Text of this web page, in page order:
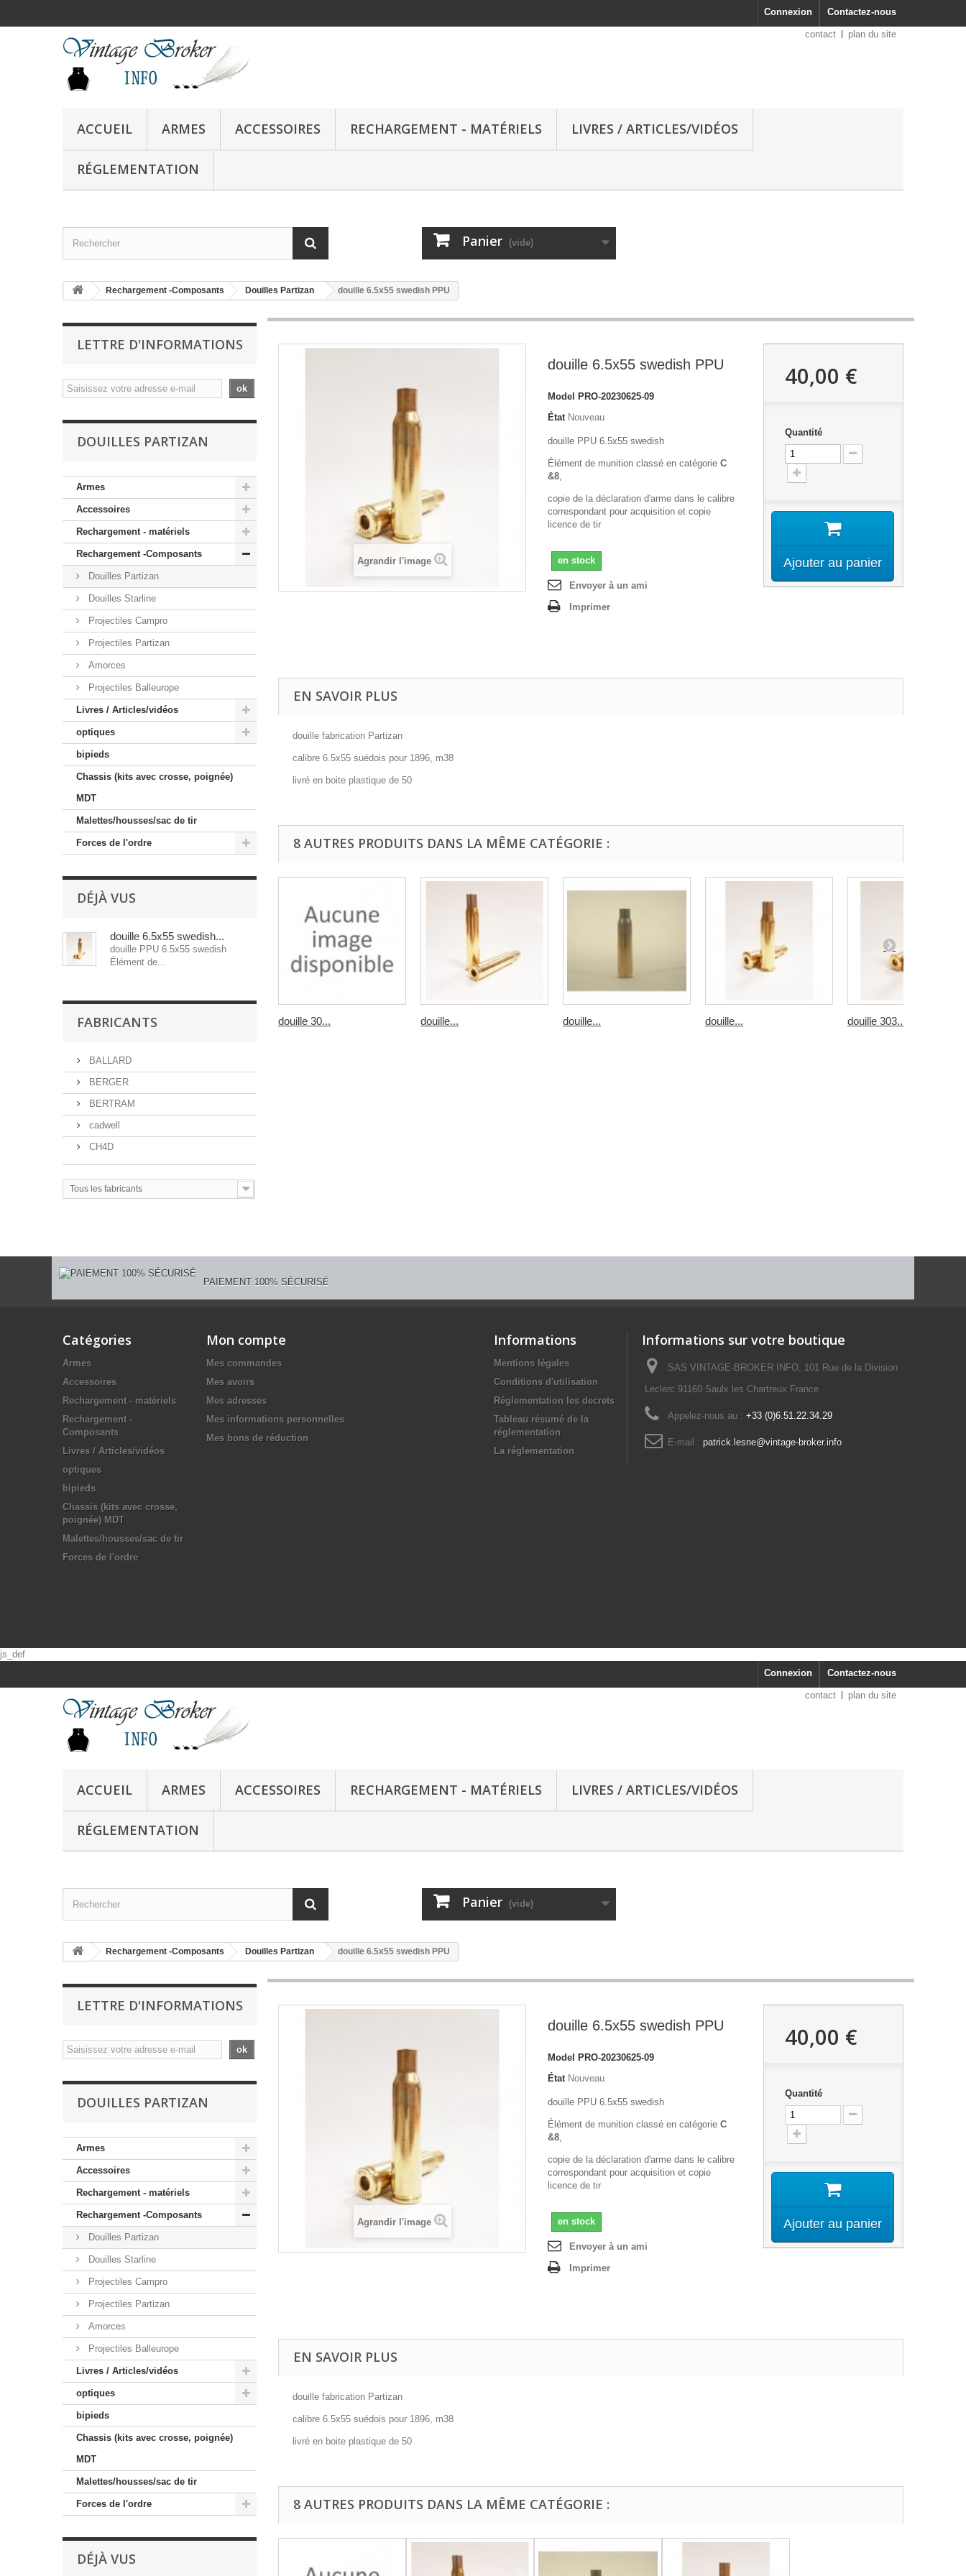
Contactez-nous
Connexion
contact plan du site
ACCUEIL ARMES ACCESSOIRES RECHARGEMENT - MATÉRIELS LIVRES / ARTICLES/VIDÉOS
RÉGLEMENTATION
Panier (vide)
Rechargement -Composants Douilles Partizan douille 6.5x55 swedish PPU
LETTRE D'INFORMATIONS
ok
DOUILLES PARTIZAN
Armes
Accessoires
Rechargement - matériels
Rechargement -Composants
Douilles Partizan
Douilles Starline
Projectiles Campro
Projectiles Partizan
Amorces
Projectiles Balleurope
Livres / Articles/vidéos
optiques
bipieds
Chassis (kits avec crosse, poignée)
MDT
Malettes/housses/sac de tir
Forces de l'ordre
DÉJÀ VUS
douille 6.5x55 swedish...
douille PPU 6.5x55 swedish
Élément de...
FABRICANTS
BALLARD
BERGER
BERTRAM
cadwell
CH4D
Tous les fabricants
Agrandir l'image
douille 6.5x55 swedish PPU
Model
PRO-20230625-09
État Nouveau
douille PPU 6.5x55 swedish
Élément de munition classé en catégorie C
&8,
copie de la déclaration d'arme dans le calibre
correspondant pour acquisition et copie
licence de tir
en stock
Envoyer à un ami
Imprimer
40,00 €
Quantité
Ajouter au panier
EN SAVOIR PLUS
douille fabrication Partizan
calibre 6.5x55 suédois pour 1896, m38
livré en boite plastique de 50
8 AUTRES PRODUITS DANS LA MÊME CATÉGORIE :
douille 30... douille... douille... douille... douille 303...
PAIEMENT 100% SÉCURISÉ
Catégories
Armes
Accessoires
Rechargement - matériels
Rechargement -
Composants
Livres / Articles/vidéos
optiques
bipieds
Chassis (kits avec crosse,
poignée) MDT
Malettes/housses/sac de tir
Forces de l'ordre
Mon compte
Mes commandes
Mes avoirs
Mes adresses
Mes informations personnelles
Mes bons de réduction
Informations
Mentions légales
Conditions d'utilisation
Réglementation les decrets
Tableau résumé de la
réglementation
La réglementation
Informations sur votre boutique
SAS VINTAGE-BROKER INFO, 101 Rue de la Division
Leclerc 91160 Saulx les Chartreux France
Appelez-nous au : +33 (0)6.51.22.34.29
E-mail : patrick.lesne@vintage-broker.info
js_def
Contactez-nous
Connexion
contact plan du site
ACCUEIL ARMES ACCESSOIRES RECHARGEMENT - MATÉRIELS LIVRES / ARTICLES/VIDÉOS
RÉGLEMENTATION
Panier (vide)
Rechargement -Composants Douilles Partizan douille 6.5x55 swedish PPU
LETTRE D'INFORMATIONS
ok
DOUILLES PARTIZAN
Armes
Accessoires
Rechargement - matériels
Rechargement -Composants
Douilles Partizan
Douilles Starline
Projectiles Campro
Projectiles Partizan
Amorces
Projectiles Balleurope
Livres / Articles/vidéos
optiques
bipieds
Chassis (kits avec crosse, poignée)
MDT
Malettes/housses/sac de tir
Forces de l'ordre
DÉJÀ VUS
Agrandir l'image
douille 6.5x55 swedish PPU
Model
PRO-20230625-09
État Nouveau
douille PPU 6.5x55 swedish
Élément de munition classé en catégorie C
&8,
copie de la déclaration d'arme dans le calibre
correspondant pour acquisition et copie
licence de tir
en stock
Envoyer à un ami
Imprimer
40,00 €
Quantité
Ajouter au panier
EN SAVOIR PLUS
douille fabrication Partizan
calibre 6.5x55 suédois pour 1896, m38
livré en boite plastique de 50
8 AUTRES PRODUITS DANS LA MÊME CATÉGORIE :